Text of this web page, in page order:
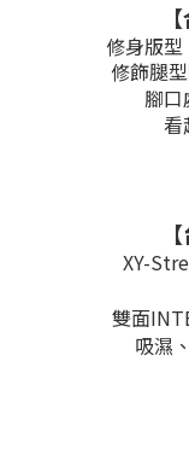
修身版
修飾腿
腳口
看
XY-
雙面
吸濕